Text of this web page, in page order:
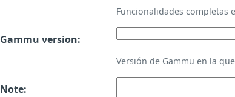
Funcionalidades completas
Gammu version:
Versión de Gammu en la
Note: